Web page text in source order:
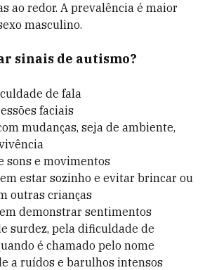
ao redor. A prevalência é maior
masculino.
sinais de autismo?
de fala
faciais
mudanças, seja de ambiente,
sons e movimentos
estar sozinho e evitar brincar ou
outras crianças
demonstrar sentimentos
surdez, pela dificuldade de
é chamado pelo nome
a ruídos e barulhos intensos